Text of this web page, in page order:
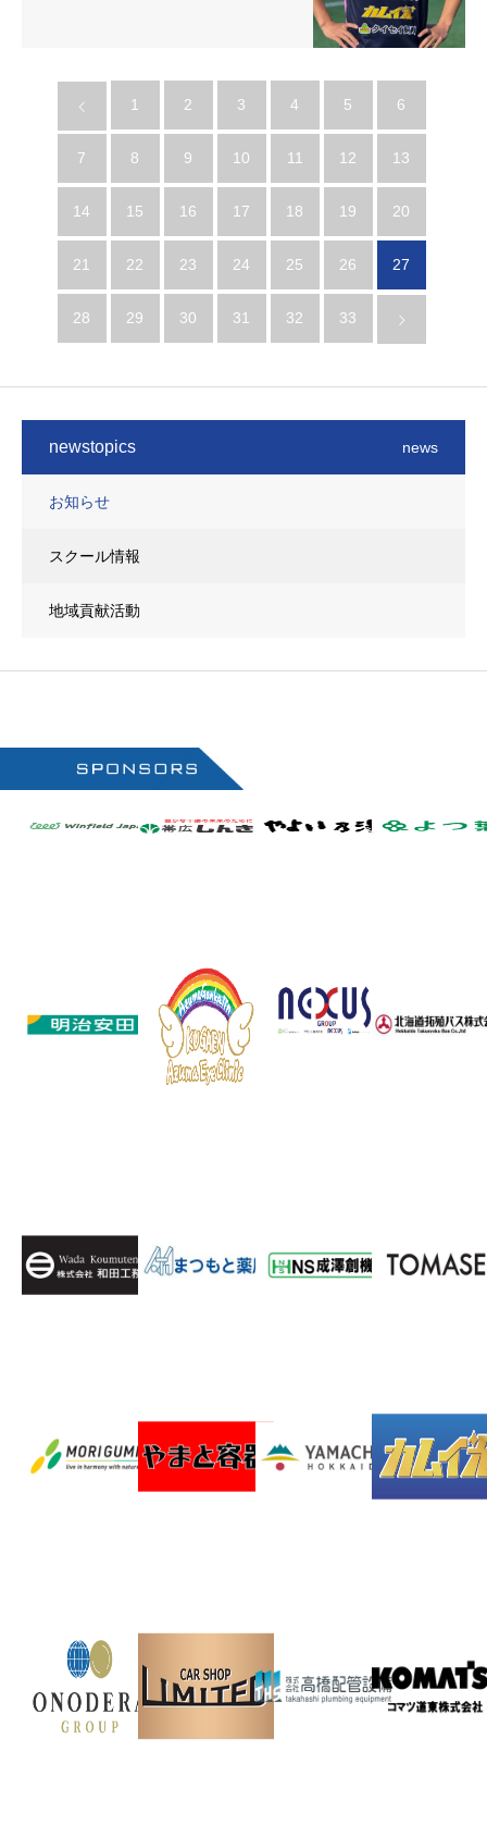
1 2 3 4 5 6
7 8 9 10 11 12 13
14 15 16 17 18 19 20
21 22 23 24 25 26 27
28 29 30 31 32 33
newstopics news
お知らせ
スクール情報
地域貢献活動